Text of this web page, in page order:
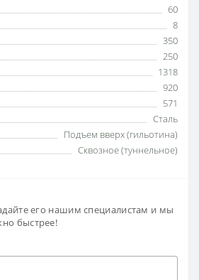
60
8
350
250
1318
920
571
Сталь
Подъем вверх (гильотина)
Сквозное (туннельное)
его нашим специалистам и мы
быстрее!